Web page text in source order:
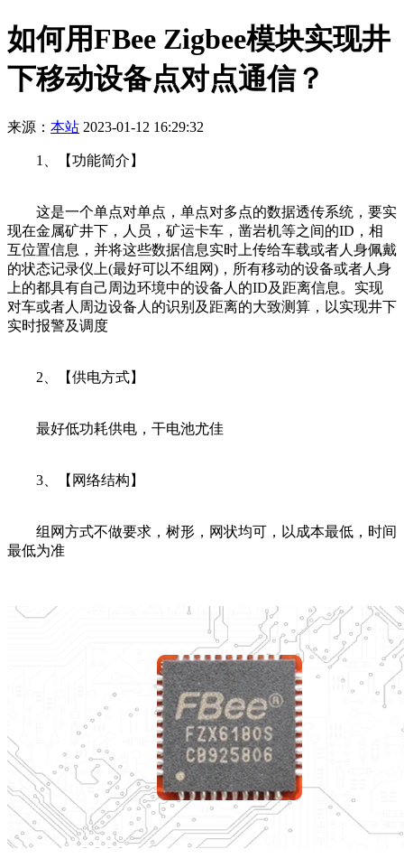
如何用FBee Zigbee模块实现井
下移动设备点对点通信？
来源： 本站 2023-01-12 16:29:32
1、【功能简介】
这是一个单点对单点，单点对多点的数据透传系统，要实
现在金属矿井下，人员，矿运卡车，凿岩机等之间的ID，相
互位置信息，并将这些数据信息实时上传给车载或者人身佩戴
的状态记录仪上(最好可以不组网)，所有移动的设备或者人身
上的都具有自己周边环境中的设备人的ID及距离信息。实现
对车或者人周边设备人的识别及距离的大致测算，以实现井下
实时报警及调度
2、【供电方式】
最好低功耗供电，干电池尤佳
3、【网络结构】
组网方式不做要求，树形，网状均可，以成本最低，时间
最低为准